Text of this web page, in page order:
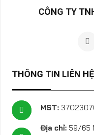
CÔNG TY
THÔNG TIN LIÊN HỆ
MST:
Địa chỉ: 59/65